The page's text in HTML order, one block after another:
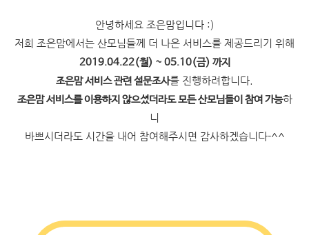
안녕하세요 조은맘입니다 :)
저희 조은맘에서는 산모님들께 더 나은 서비스를 제공드리기 위해
2019.04.22(월) ~ 05.10(금) 까지
조은맘 서비스 관련 설문조사를 진행하려합니다.
조은맘 서비스를 이용하지 않으셨더라도 모든 산모님들이 참여 가능하
니
바쁘시더라도 시간을 내어 참여해주시면 감사하겠습니다-^^